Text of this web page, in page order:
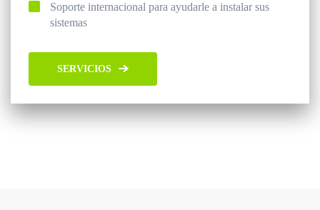
Soporte internacional para ayudarle a instalar sus
sistemas
SERVICIOS